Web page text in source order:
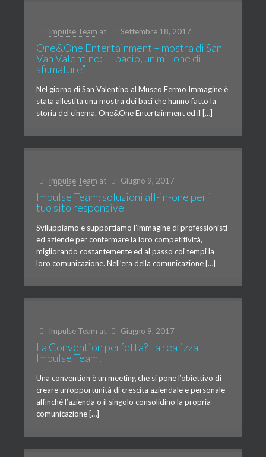
Impulse Team at Settembre 18, 2017
One&One Entertainment – mostra di San
Van Valentino: “Il bacio, un milione di
sfumature”
Nel giorno di San Valentino al Museo Fermo Immagine è
stata allestita una mostra dei baci che hanno fatto la
storia del cinema. One&One Entertainment ed il […]
Impulse Team at Giugno 9, 2017
Impulse Team: soluzioni all-in-one per il
tuo sito responsive
Sviluppiamo e supportiamo l’immagine di professionisti
ed aziende per confermare la loro competitività,
migliorando costantemente ed al passo coi tempi la
loro comunicazione. Nell’era della comunicazione […]
Impulse Team at Giugno 9, 2017
La Convention perfetta? La realizza
Impulse Team!
Una convention è un meeting che si pone l’obiettivo di
creare un’opportunità di crescita aziendale e personale
affinché l’azienda o il singolo consolidino la propria
comunicazione […]